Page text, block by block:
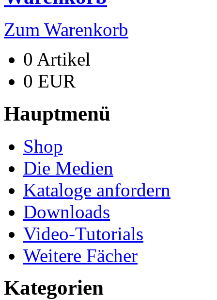
Zum Warenkorb
0 Artikel
0 EUR
Hauptmenü
Shop
Die Medien
Kataloge anfordern
Downloads
Video-Tutorials
Weitere Fächer
Kategorien